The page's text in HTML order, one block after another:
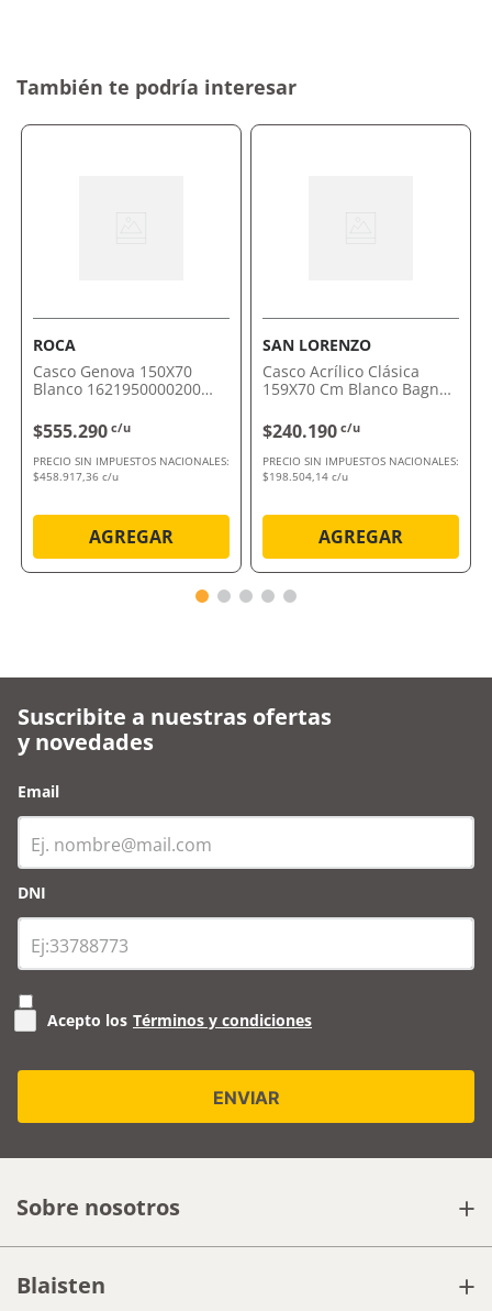
adaptarse a cualquier espacio.
Color blanco que aporta luminosidad y estilo a tu
Diseño anatómico que se ajusta al cuerpo,
Comprálo ahora con envío a domicilio o retiro en
tienda.
También te podría interesar
ROCA
Casco Genova 150X70
Blanco 1621950000200
$555.290 c/u
PRECIO SIN IMPUESTOS NACIONALES:
$458.917,36 c/u
AGREGAR
SAN LORENZO
Casco Acrílico Clásica
159X70 Cm Blanco Bagnar
$240.190 c/u
PRECIO SIN IMPUESTOS NACIONALES:
$198.504,14 c/u
AGREGAR
Suscribite a nuestras ofertas
y novedades
Email
DNI
Acepto los Términos y condiciones
Sobre nosotros +
Blaisten +